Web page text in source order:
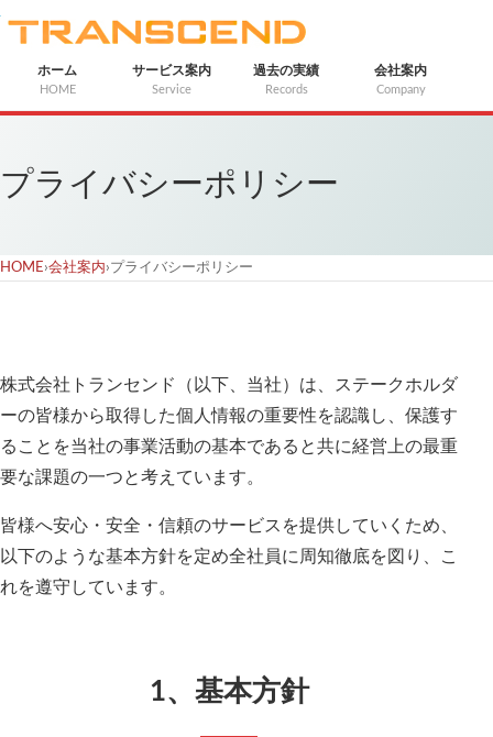
ホーム
HOME
サービス案内
Service
過去の実績
Records
会社案内
Company
プライバシーポリシー
HOME›会社案内›プライバシーポリシー
株式会社トランセンド（以下、当社）は、ステークホルダ
ーの皆様から取得した個人情報の重要性を認識し、保護す
ることを当社の事業活動の基本であると共に経営上の最重
要な課題の一つと考えています。
皆様へ安心・安全・信頼のサービスを提供していくため、
以下のような基本方針を定め全社員に周知徹底を図り、こ
れを遵守しています。
1、基本方針